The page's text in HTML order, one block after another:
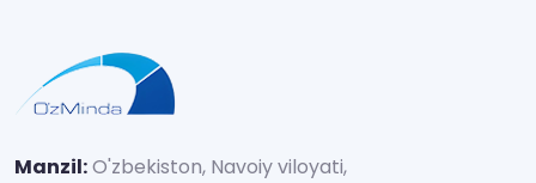
Manzil:O'zbekiston, Navoiy viloyati,